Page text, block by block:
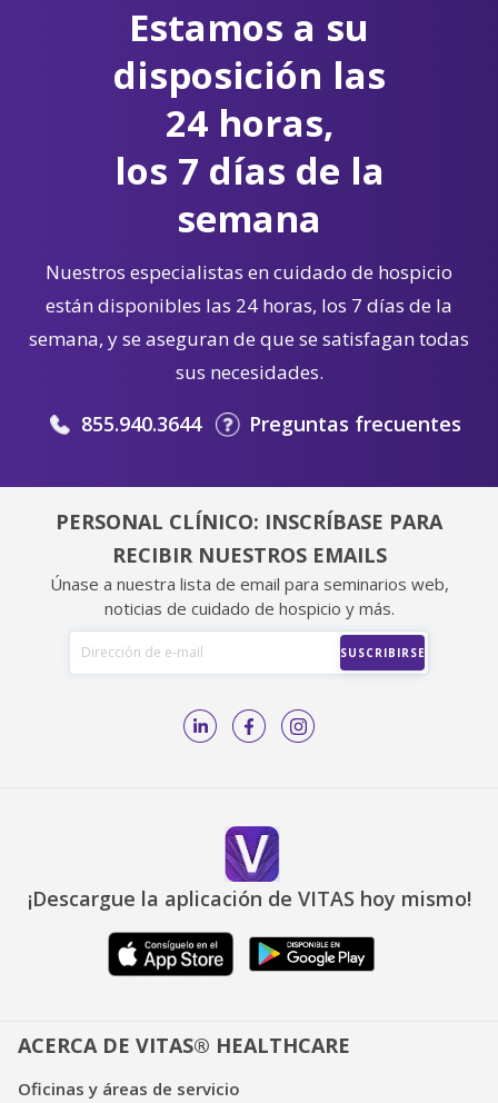
Estamos a su
disposición las
24 horas,
los 7 días de la
semana
Nuestros especialistas en cuidado de hospicio
están disponibles las 24 horas, los 7 días de la
semana, y se aseguran de que se satisfagan todas
sus necesidades.
855.940.3644 Preguntas frecuentes
PERSONAL CLÍNICO: INSCRÍBASE PARA
RECIBIR NUESTROS EMAILS
Únase a nuestra lista de email para seminarios web,
noticias de cuidado de hospicio y más.
¡Descargue la aplicación de VITAS hoy mismo!
ACERCA DE VITAS® HEALTHCARE
Oficinas y áreas de servicio